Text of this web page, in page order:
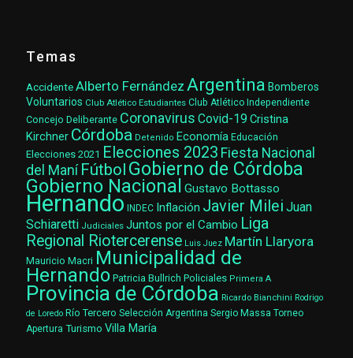
Temas
AccidenteAlberto Fernández Argentina Bomberos
Voluntarios Club Atlético Estudiantes Club Atlético Independiente
Concejo Deliberante Coronavirus Covid-19 Cristina
Kirchner Córdoba Detenido Economía Educación
Elecciones 2021 Elecciones 2023 Fiesta Nacional
del Maní Fútbol Gobierno de Córdoba
Gobierno Nacional Gustavo Bottasso
Hernando INDEC Inflación Javier Milei Juan
Schiaretti Judiciales Juntos por el Cambio Liga
Regional Riotercerense Luis Juez Martín Llaryora
Mauricio Macri Municipalidad de
Hernando Patricia Bullrich Policiales Primera A
Provincia de Córdoba Ricardo Bianchini Rodrigo
de Loredo Río Tercero Selección Argentina Sergio Massa Torneo
Apertura Turismo Villa María